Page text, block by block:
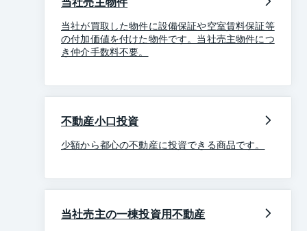
当社が買取した物件に設備保証や空室賃料保証等
の付加価値を付けた物件です。当社売主物件につ
き仲介手数料不要。
不動産小口投資
少額から都心の不動産に投資できる商品です。
当社売主の一棟投資用不動産